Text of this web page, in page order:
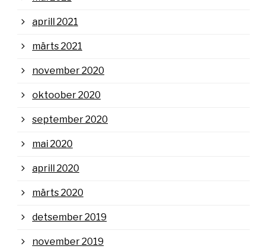
aprill 2021
märts 2021
november 2020
oktoober 2020
september 2020
mai 2020
aprill 2020
märts 2020
detsember 2019
november 2019